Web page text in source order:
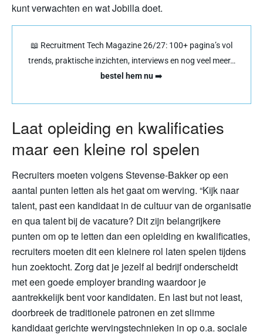
kunt verwachten en wat Jobilla doet.
📖 Recruitment Tech Magazine 26/27: 100+ pagina’s vol
trends, praktische inzichten, interviews en nog veel meer…
bestel hem nu➡️
Laat opleiding en kwalificaties
maar een kleine rol spelen
Recruiters moeten volgens Stevense-Bakker op een
aantal punten letten als het gaat om werving. “Kijk naar
talent, past een kandidaat in de cultuur van de organisatie
en qua talent bij de vacature? Dit zijn belangrijkere
punten om op te letten dan een opleiding en kwalificaties,
recruiters moeten dit een kleinere rol laten spelen tijdens
hun zoektocht. Zorg dat je jezelf al bedrijf onderscheidt
met een goede employer branding waardoor je
aantrekkelijk bent voor kandidaten. En last but not least,
doorbreek de traditionele patronen en zet slimme
kandidaat gerichte wervingstechnieken in op o.a. sociale